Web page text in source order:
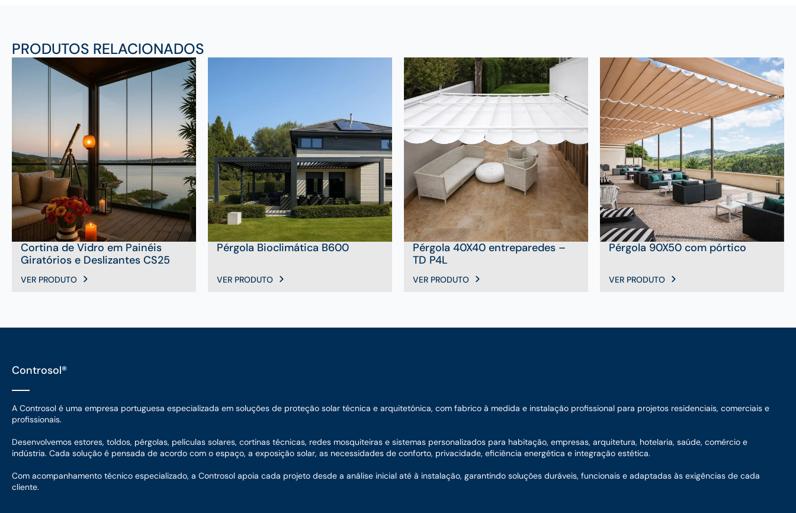
PRODUTOS RELACIONADOS
Cortina de Vidro em Painéis
Giratórios e Deslizantes CS25
Pérgola Bioclimática B600
Pérgola 40X40 entreparedes –
TD P4L
Pérgola 90X50 com pórtico
Controsol®
profissionais.
indústria. Cada solução é pensada de acordo com o espaço, a exposição solar, as necessidades de conforto, privacidade, eficiência energética e integração estética.
cliente.